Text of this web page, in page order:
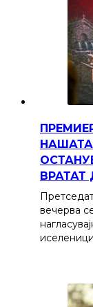
вечерва